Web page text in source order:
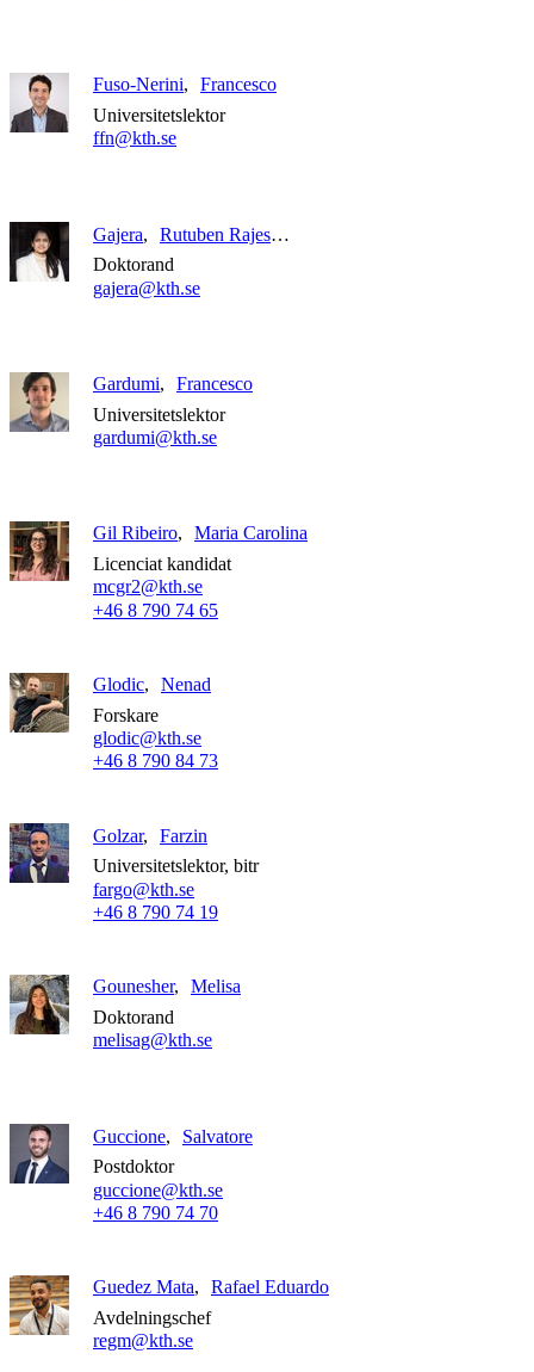
Fuso-Nerini
Francesco
Universitetslektor
ffn@kth.se
Gajera
Rutuben Rajeshbhai
Doktorand
gajera@kth.se
Gardumi
Francesco
Universitetslektor
gardumi@kth.se
Gil Ribeiro
Maria Carolina
Licenciat kandidat
mcgr2@kth.se
+46 8 790 74 65
Glodic
Nenad
Forskare
glodic@kth.se
+46 8 790 84 73
Golzar
Farzin
Universitetslektor, bitr
fargo@kth.se
+46 8 790 74 19
Gounesher
Melisa
Doktorand
melisag@kth.se
Guccione
Salvatore
Postdoktor
guccione@kth.se
+46 8 790 74 70
Guedez Mata
Rafael Eduardo
Avdelningschef
regm@kth.se